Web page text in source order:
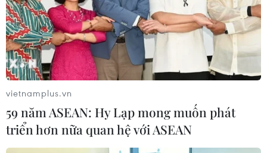
vietnamplus.vn
59 năm ASEAN: Hy Lạp mong muốn phát
triển hơn nữa quan hệ với ASEAN